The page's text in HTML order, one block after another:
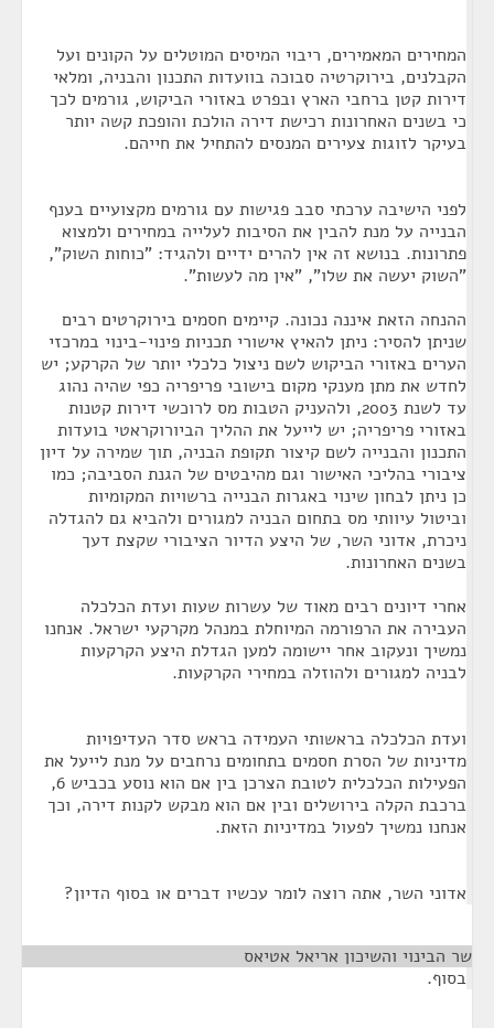
המחירים המאמירים, ריבוי המיסים המוטלים על הקונים ועל
הקבלנים, בירוקרטיה סבוכה בוועדות התכנון והבניה, ומלאי
דירות קטן ברחבי הארץ ובפרט באזורי הביקוש, גורמים לכך
כי בשנים האחרונות רכישת דירה הולכת והופכת קשה יותר
בעיקר לזוגות צעירים המנסים להתחיל את חייהם.
לפני הישיבה ערכתי סבב פגישות עם גורמים מקצועיים בענף
הבנייה על מנת להבין את הסיבות לעלייה במחירים ולמצוא
פתרונות. בנושא זה אין להרים ידיים ולהגיד: "כוחות השוק",
"השוק יעשה את שלו", "אין מה לעשות".
ההנחה הזאת איננה נכונה. קיימים חסמים בירוקרטים רבים
שניתן להסיר: ניתן להאיץ אישורי תכניות פינוי-בינוי במרכזי
הערים באזורי הביקוש לשם ניצול כלכלי יותר של הקרקע; יש
לחדש את מתן מענקי מקום בישובי פריפריה כפי שהיה נהוג
עד לשנת 2003, ולהעניק הטבות מס לרוכשי דירות קטנות
באזורי פריפריה; יש לייעל את ההליך הביורוקראטי בועדות
התכנון והבנייה לשם קיצור תקופת הבניה, תוך שמירה על דיון
ציבורי בהליכי האישור וגם מהיבטים של הגנת הסביבה; כמו
כן ניתן לבחון שינוי באגרות הבנייה ברשויות המקומיות
וביטול עיוותי מס בתחום הבניה למגורים ולהביא גם להגדלה
ניכרת, אדוני השר, של היצע הדיור הציבורי שקצת דעך
בשנים האחרונות.
אחרי דיונים רבים מאוד של עשרות שעות ועדת הכלכלה
העבירה את הרפורמה המיוחלת במנהל מקרקעי ישראל. אנחנו
נמשיך ונעקוב אחר יישומה למען הגדלת היצע הקרקעות
לבניה למגורים ולהוזלה במחירי הקרקעות.
ועדת הכלכלה בראשותי העמידה בראש סדר העדיפויות
מדיניות של הסרת חסמים בתחומים נרחבים על מנת לייעל את
הפעילות הכלכלית לטובת הצרכן בין אם הוא נוסע בכביש 6,
ברכבת הקלה בירושלים ובין אם הוא מבקש לקנות דירה, וכך
אנחנו נמשיך לפעול במדיניות הזאת.
אדוני השר, אתה רוצה לומר עכשיו דברים או בסוף הדיון?
שר הבינוי והשיכון אריאל אטיאס
בסוף.